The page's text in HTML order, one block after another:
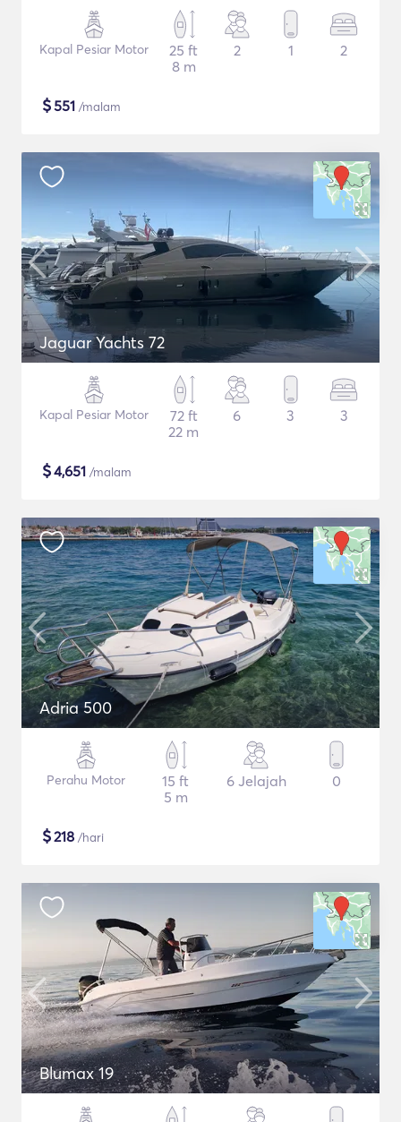
Kapal Pesiar Motor
25 ft
8 m
2 1 2
$551 /malam
Jaguar Yachts 72
Kapal Pesiar Motor
72 ft
22 m
6 3 3
$4,651 /malam
Adria 500
Perahu Motor
15 ft
5 m
6 Jelajah 0
$218 /hari
Blumax 19